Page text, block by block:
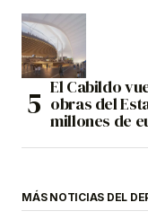
El Cabildo
obras del
millones de
MÁS NOTICIAS DEL